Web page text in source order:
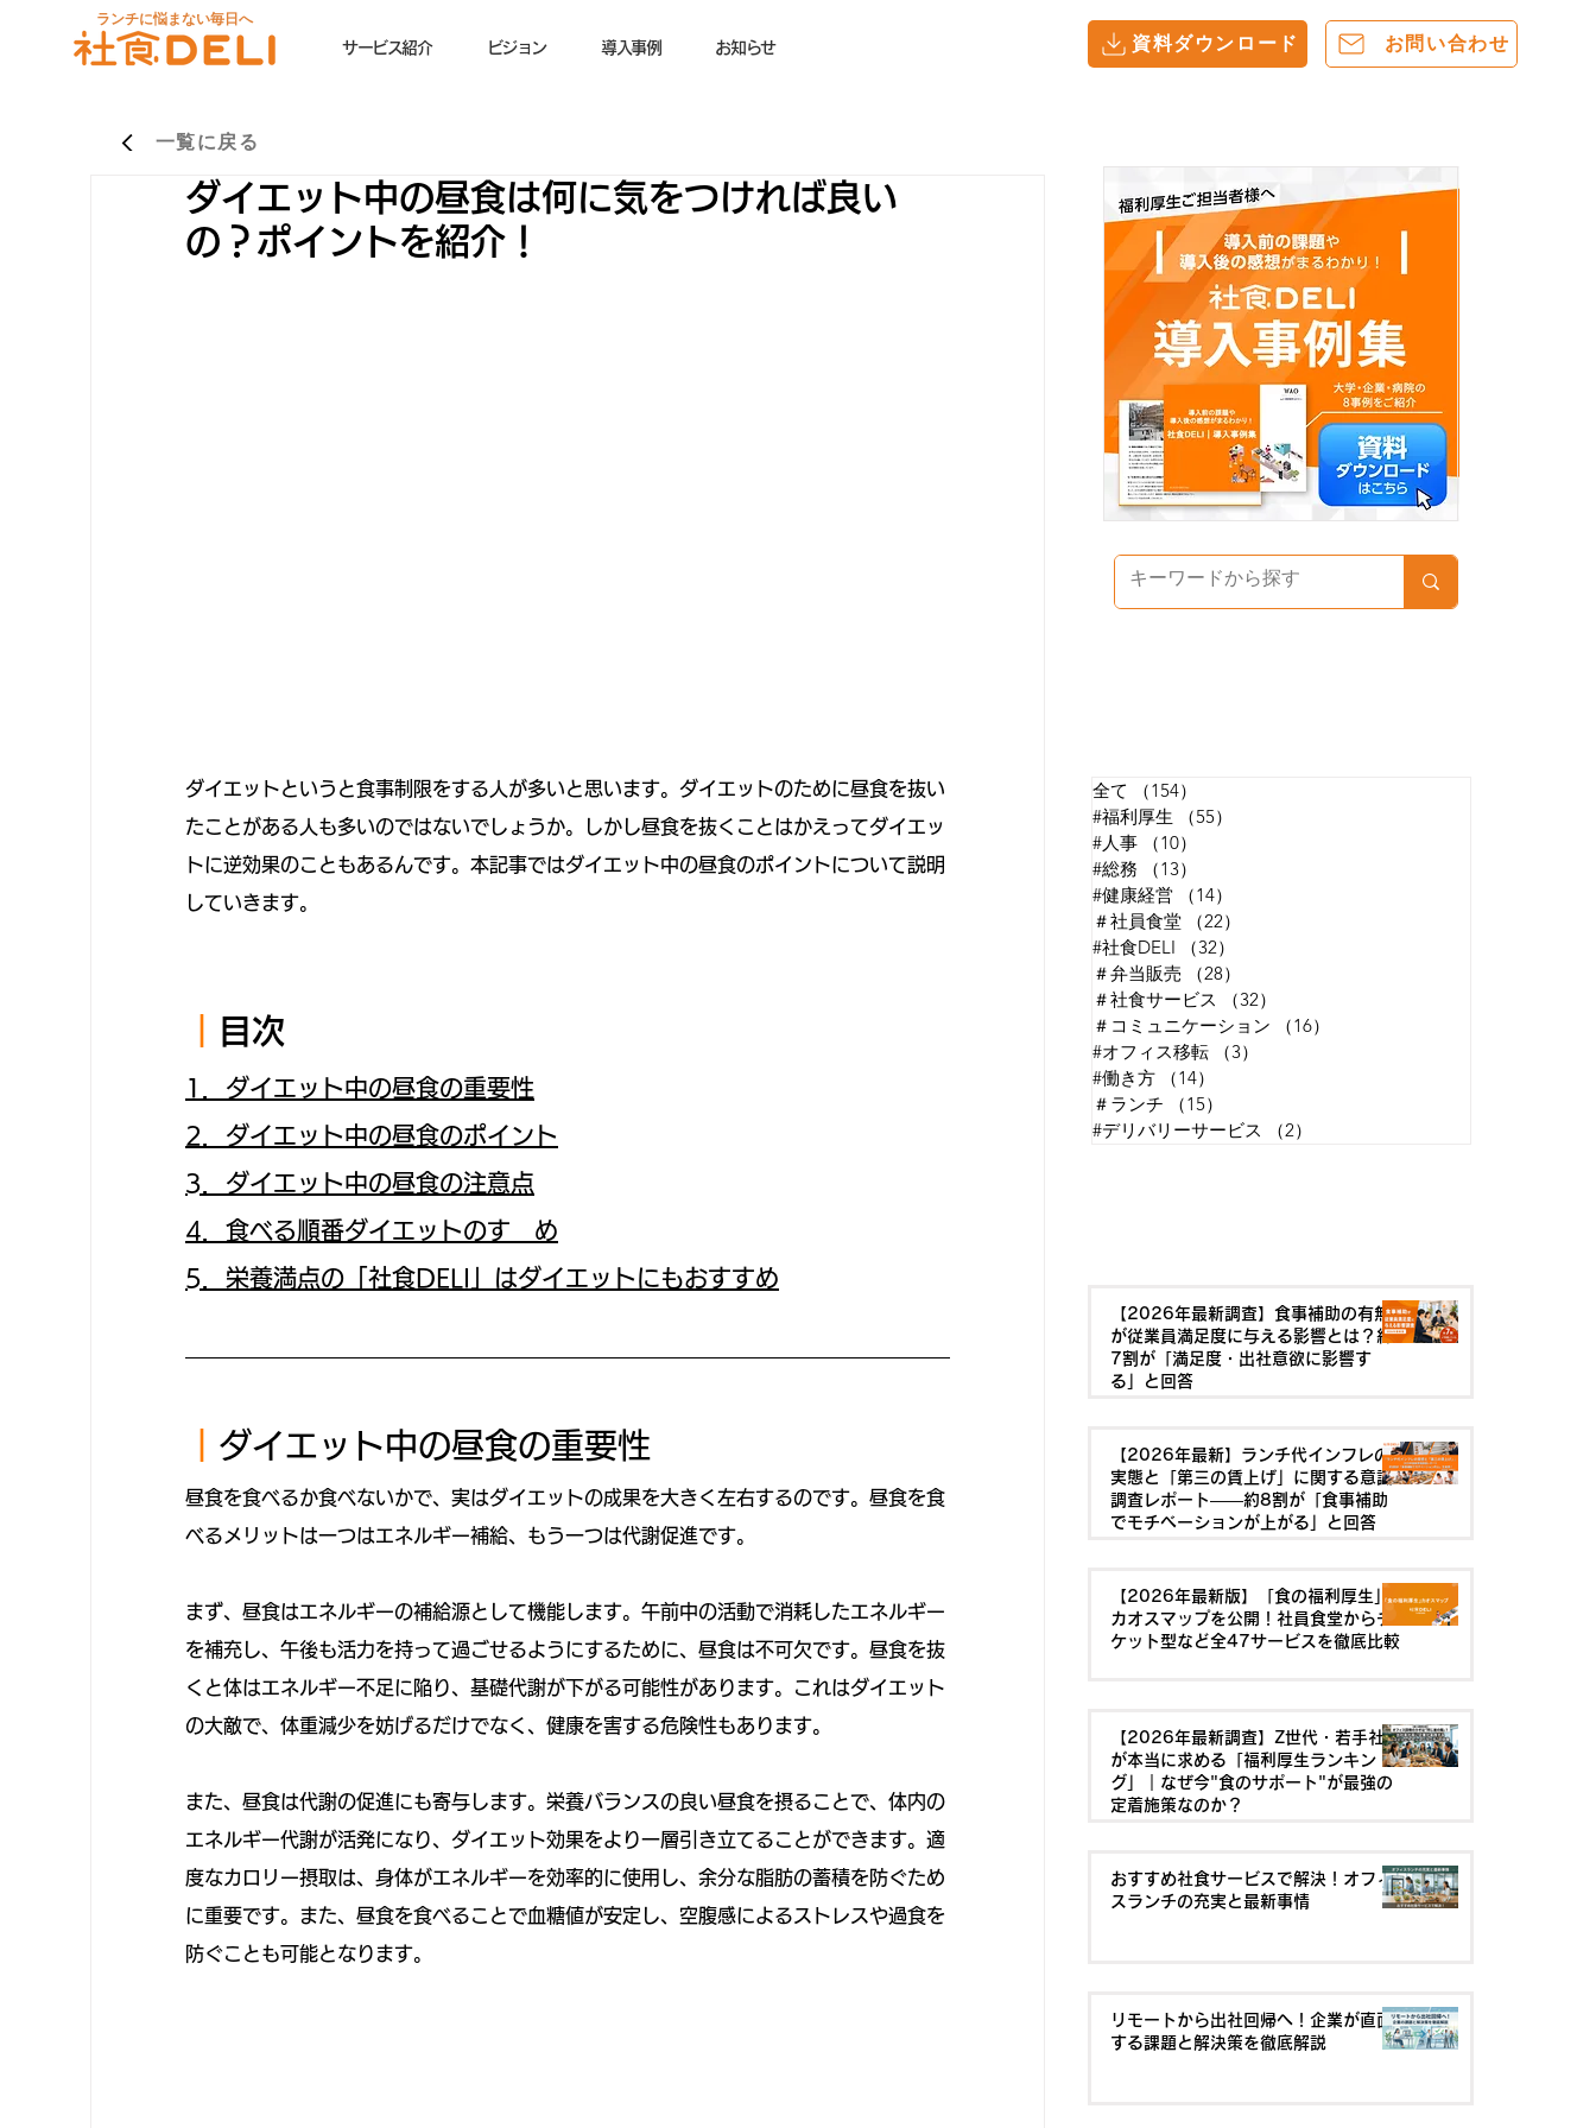
ランチに悩まない毎日へ
サービス紹介
ビジョン 導入事例 お知らせ 資料ダウンロード お問い合わせ
一覧に戻る
ダイエット中の昼食は何に気をつければ良い
の？ポイントを紹介！
ダイエットというと食事制限をする人が多いと思います。ダイエットのために昼食を抜い
たことがある人も多いのではないでしょうか。しかし昼食を抜くことはかえってダイエッ
トに逆効果のこともあるんです。本記事ではダイエット中の昼食のポイントについて説明
していきます。
目次
1．ダイエット中の昼食の重要性
2．ダイエット中の昼食のポイント
3．ダイエット中の昼食の注意点
4．食べる順番ダイエットのすゝめ
5．栄養満点の「社食DELI」はダイエットにもおすすめ
ダイエット中の昼食の重要性
昼食を食べるか食べないかで、実はダイエットの成果を大きく左右するのです。昼食を食
べるメリットは一つはエネルギー補給、もう一つは代謝促進です。
まず、昼食はエネルギーの補給源として機能します。午前中の活動で消耗したエネルギー
を補充し、午後も活力を持って過ごせるようにするために、昼食は不可欠です。昼食を抜
くと体はエネルギー不足に陥り、基礎代謝が下がる可能性があります。これはダイエット
の大敵で、体重減少を妨げるだけでなく、健康を害する危険性もあります。
また、昼食は代謝の促進にも寄与します。栄養バランスの良い昼食を摂ることで、体内の
エネルギー代謝が活発になり、ダイエット効果をより一層引き立てることができます。適
度なカロリー摂取は、身体がエネルギーを効率的に使用し、余分な脂肪の蓄積を防ぐため
に重要です。また、昼食を食べることで血糖値が安定し、空腹感によるストレスや過食を
防ぐことも可能となります。
全て （154）
#福利厚生
（55）
#人事
（10）
#総務
（13）
#健康経営
（14）
＃社員食堂
（22）
#社食DELI
（32）
＃弁当販売
（28）
＃社食サービス
（32）
＃コミュニケーション
（16）
#オフィス移転
（3）
#働き方
（14）
＃ランチ
（15）
#デリバリーサービス
（2）
【2026年最新調査】食事補助の有無
が従業員満足度に与える影響とは？約
7割が「満足度・出社意欲に影響す
る」と回答
【2026年最新】ランチ代インフレの
実態と「第三の賃上げ」に関する意識
調査レポート——約8割が「食事補助
でモチベーションが上がる」と回答
【2026年最新版】「食の福利厚生」
カオスマップを公開！社員食堂からチ
ケット型など全47サービスを徹底比較
【2026年最新調査】Z世代・若手社員
が本当に求める「福利厚生ランキン
グ」｜なぜ今"食のサポート"が最強の
定着施策なのか？
おすすめ社食サービスで解決！オフィ
スランチの充実と最新事情
リモートから出社回帰へ！企業が直面
する課題と解決策を徹底解説